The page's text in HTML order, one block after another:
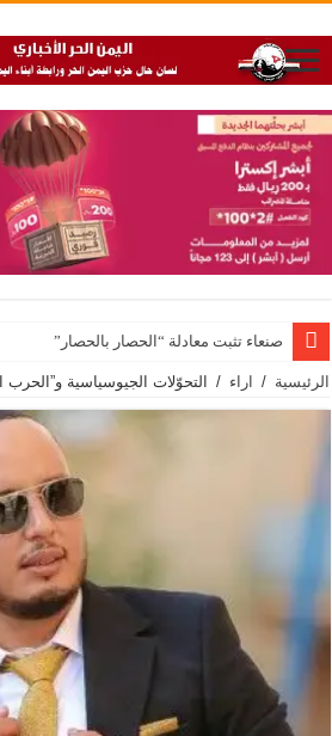
صنعاء تثبت معادلة “الحصار بالحصار”
الرئيسية / اراء / التحوّلات الجيوسياسية و”الحرب